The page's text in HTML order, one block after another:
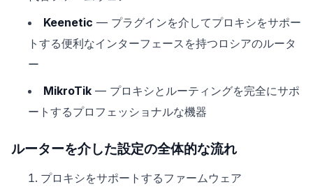
Keenetic — プラグインを介してプロキシをサポー
トする便利なインターフェースを持つロシアのルータ
ー
MikroTik — プロキシとルーティングを完全にサポ
ートするプロフェッショナルな機器
ルーターを介した設定の全体的な流れ
プロキシをサポートするファームウェア